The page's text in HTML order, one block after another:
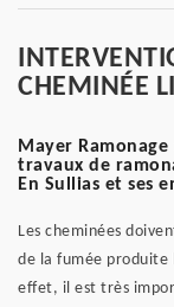
CHEMINÉE
Mayer
travaux de
En Sullias et ses
Les cheminées
de la fumée produite
effet, il est très